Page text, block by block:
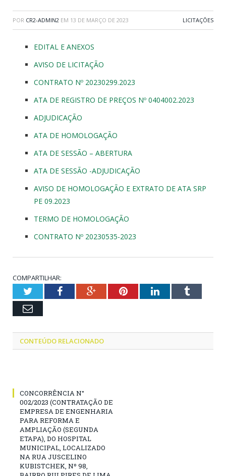
POR CR2-ADMIN2 EM 13 DE MARÇO DE 2023 LICITAÇÕES
EDITAL E ANEXOS
AVISO DE LICITAÇÃO
CONTRATO Nº 20230299.2023
ATA DE REGISTRO DE PREÇOS Nº 0404002.2023
ADJUDICAÇÃO
ATA DE HOMOLOGAÇÃO
ATA DE SESSÃO – ABERTURA
ATA DE SESSÃO -ADJUDICAÇÃO
AVISO DE HOMOLOGAÇÃO E EXTRATO DE ATA SRP
PE 09.2023
TERMO DE HOMOLOGAÇÃO
CONTRATO Nº 20230535-2023
COMPARTILHAR:
TwitterFacebookGoogle+PinterestLinkedInTumblr
Email
CONTEÚDO RELACIONADO
CONCORRÊNCIA N°
002/2023 (CONTRATAÇÃO DE
EMPRESA DE ENGENHARIA
PARA REFORMA E
AMPLIAÇÃO (SEGUNDA
ETAPA), DO HOSPITAL
MUNICIPAL, LOCALIZADO
NA RUA JUSCELINO
KUBISTCHEK, Nº 98,